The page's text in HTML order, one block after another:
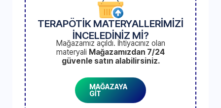
TERAPÖTİK MATERYALLERİMİZİ
İNCELEDİNİZ Mİ?
Mağazamız açıldı. İhtiyacınız olan
materyali Mağazamızdan 7/24
güvenle satın alabilirsiniz.
MAĞAZAYA
GİT